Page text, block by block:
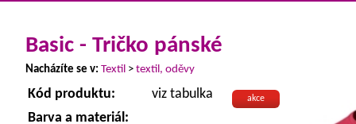
Basic - Tričko pánské
Nacházíte se v: Textil > textil, oděvy
akce
Kód produktu:
viz tabulka
Barva a materiál: